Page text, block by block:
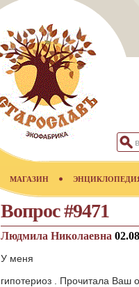
МАГАЗИН
Вопрос #9471
Людмила Николаевна
У меня
гипотериоз . Прочитала Ваш